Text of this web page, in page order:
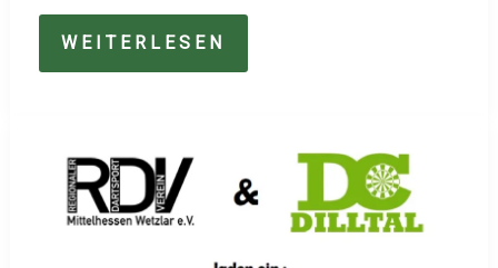
OFFENES
TRAININGSTURNIER
IM
ABSEITS
WEITERLESEN